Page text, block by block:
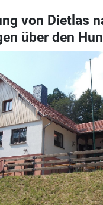
von Dietlas
über den